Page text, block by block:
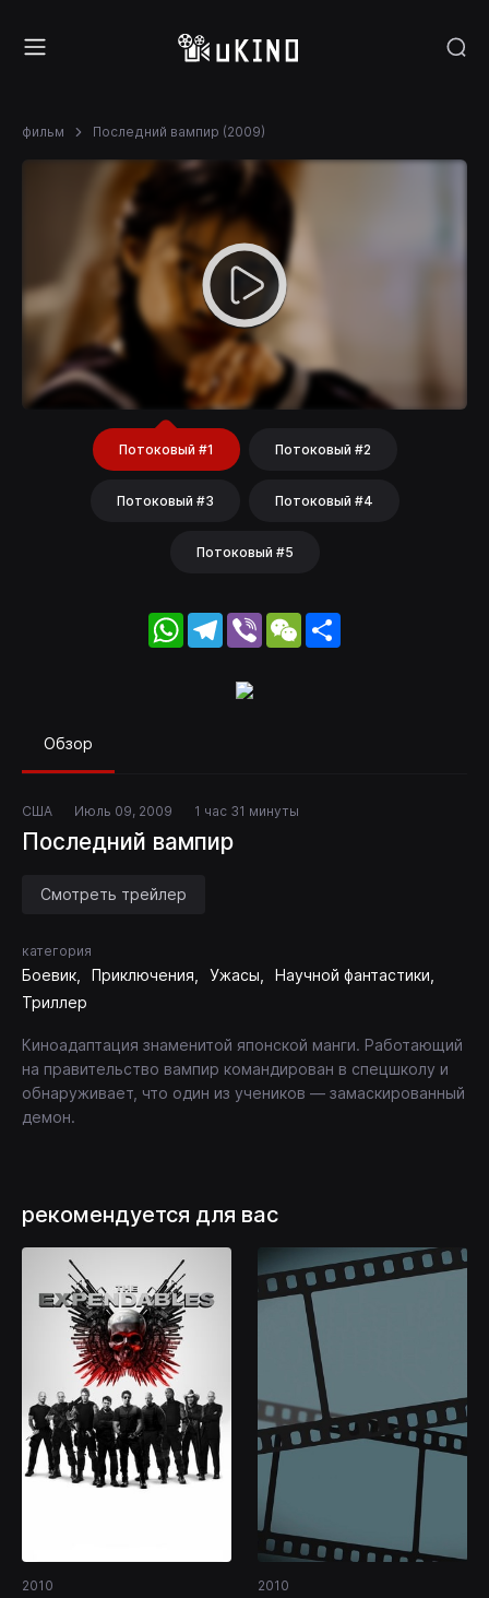
фильм Последний вампир (2009)
Потоковый #1 Потоковый #2
Потоковый #3 Потоковый #4
Потоковый #5
WhatsApp
Telegram
Viber WeChat
Обзор
США Июль 09, 2009 1 час 31 минуты
Последний вампир
Смотреть трейлер
категория
Боевик Приключения Ужасы
Научной фантастики
Триллер
Киноадаптация знаменитой японской манги. Работающий
на правительство вампир командирован в спецшколу и
обнаруживает, что один из учеников — замаскированный
демон.
рекомендуется для вас
2010 2010